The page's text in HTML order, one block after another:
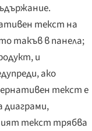
текст на
такъв в панела;
и
ако
текст е
диаграми,
текст трябва